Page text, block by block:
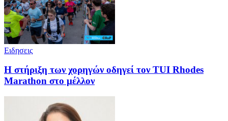
Ειδησεις
Η στήριξη των χορηγών οδηγεί τον TUI Rhodes
Marathon στο μέλλον